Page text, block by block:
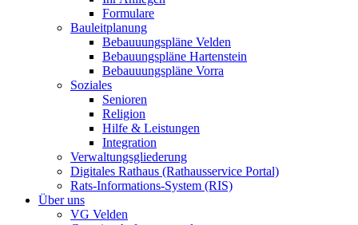
Formulare
Bauleitplanung
Bebauuungspläne Velden
Bebauungspläne Hartenstein
Bebauuungspläne Vorra
Soziales
Senioren
Religion
Hilfe & Leistungen
Integration
Verwaltungsgliederung
Digitales Rathaus (Rathausservice Portal)
Rats-Informations-System (RIS)
Über uns
VG Velden